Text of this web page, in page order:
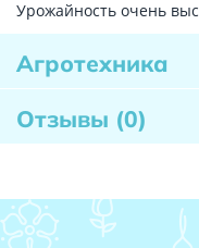
Урожайность очень
Агротехника
Отзывы (0)